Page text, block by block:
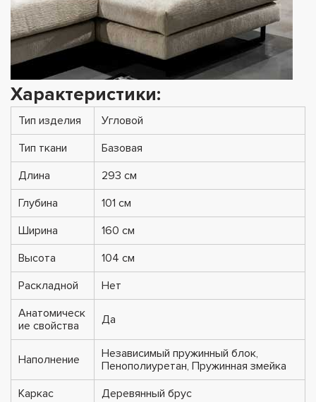
Характеристики:
Тип изделия
Угловой
Тип ткани
Базовая
Длина
293 см
Глубина
101 см
Ширина
160 см
Высота
104 см
Раскладной
Нет
Анатомическ
ие свойства
Да
Наполнение
Независимый пружинный блок,
Пенополиуретан, Пружинная змейка
Каркас
Деревянный брус